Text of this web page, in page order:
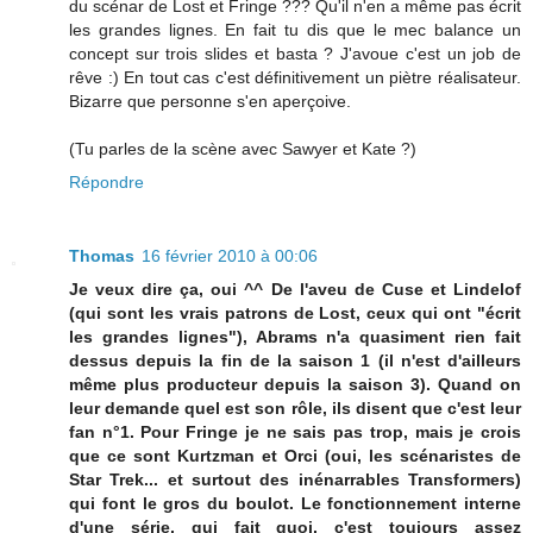
du scénar de Lost et Fringe ??? Qu'il n'en a même pas écrit
les grandes lignes. En fait tu dis que le mec balance un
concept sur trois slides et basta ? J'avoue c'est un job de
rêve :) En tout cas c'est définitivement un piètre réalisateur.
Bizarre que personne s'en aperçoive.
(Tu parles de la scène avec Sawyer et Kate ?)
Répondre
Thomas 16 février 2010 à 00:06
Je veux dire ça, oui ^^ De l'aveu de Cuse et Lindelof
(qui sont les vrais patrons de Lost, ceux qui ont "écrit
les grandes lignes"), Abrams n'a quasiment rien fait
dessus depuis la fin de la saison 1 (il n'est d'ailleurs
même plus producteur depuis la saison 3). Quand on
leur demande quel est son rôle, ils disent que c'est leur
fan n°1. Pour Fringe je ne sais pas trop, mais je crois
que ce sont Kurtzman et Orci (oui, les scénaristes de
Star Trek... et surtout des inénarrables Transformers)
qui font le gros du boulot. Le fonctionnement interne
d'une série, qui fait quoi, c'est toujours assez